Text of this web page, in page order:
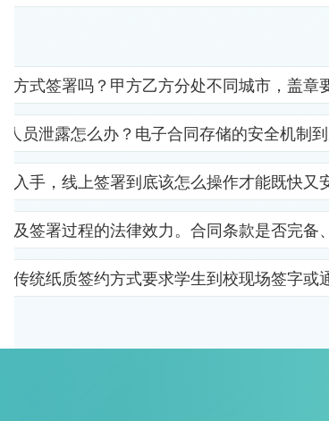
方式签署吗？甲方乙方分处不同城市，盖
员泄露怎么办？电子合同存储的安全机
入手，线上签署到底该怎么操作才能既快
签署过程的法律效力。合同条款是否完
统纸质签约方式要求学生到校现场签